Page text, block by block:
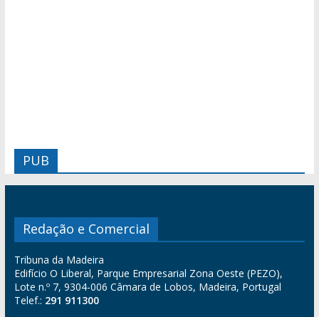
PUB
Redação e Comercial
Tribuna da Madeira
Edifício O Liberal, Parque Empresarial Zona Oeste (PEZO),
Lote n.º 7, 9304-006 Câmara de Lobos, Madeira, Portugal
Telef.: 291 911300